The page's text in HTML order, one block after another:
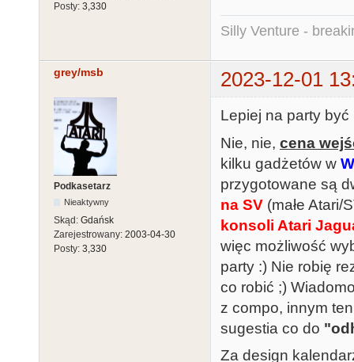
Posty: 3,330
Silly Venture -
grey/msb 2023-12-01
Podkasetarz
Nieaktywny
Skąd: Gdańsk
Zarejestrowany: 2003-04-30
Posty: 3,330
Lepiej na party być
Nie, nie, cena
kilku gadżetów w
przygotowane są
na SV (małe Atari/
konsoli Atari
więc możliwość
party :) Nie robię
co robić ;)
z compo, innym
sugestia co do
Za design